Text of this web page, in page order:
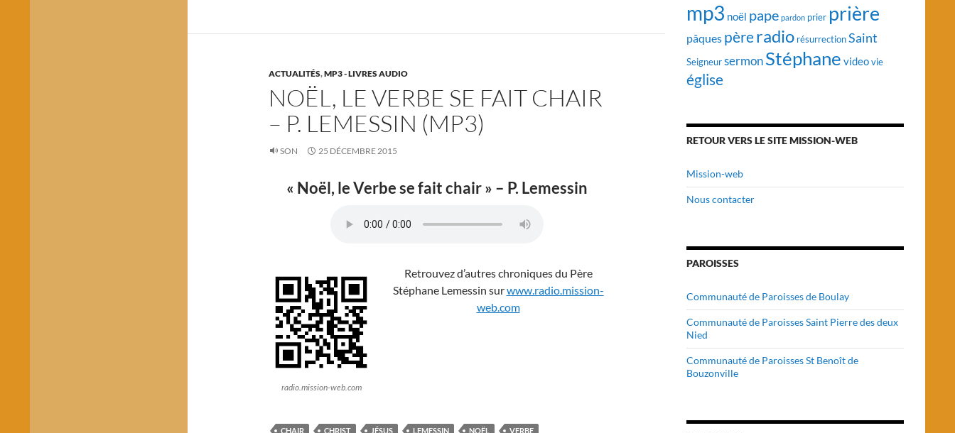
ACTUALITÉS,MP3 - LIVRES AUDIO
NOËL, LE VERBE SE FAIT CHAIR
– P. LEMESSIN (MP3)
SON 25 DÉCEMBRE 2015
« Noël, le Verbe se fait chair » – P. Lemessin
radio.mission-web.com
Retrouvez d’autres chroniques du Père
Stéphane Lemessin surwww.radio.mission-
web.com
CHAIR CHRIST JÉSUS LEMESSIN NOËL VERBE
mp3 noël pape pardon prier prière
pâques pèreradio résurrectionSaint
Seigneur sermon Stéphane videovie
église
RETOUR VERS LE SITE MISSION-WEB
Mission-web
Nous contacter
PAROISSES
Communauté de Paroisses de Boulay
Communauté de Paroisses Saint Pierre des deux
Nied
Communauté de Paroisses St Benoît de
Bouzonville